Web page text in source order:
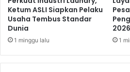
a
d
H
a
d
i
T
e
Ketum ASLI Siapkan Pelaku
Usaha Tembus Standar
Dunia
1 minggu lalu
2026
1